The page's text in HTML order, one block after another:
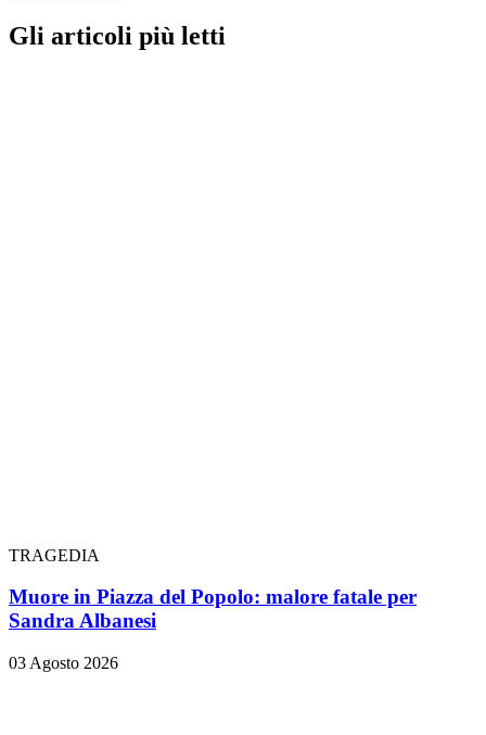
Gli articoli più letti
TRAGEDIA
Muore in Piazza del Popolo: malore fatale per
Sandra Albanesi
03 Agosto 2026